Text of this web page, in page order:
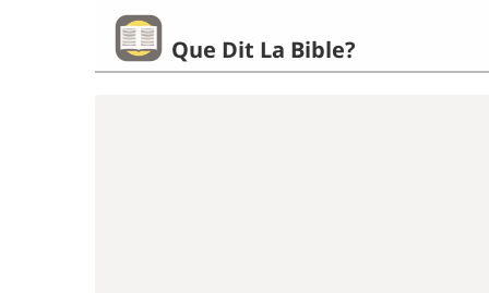
Que Dit La Bible?